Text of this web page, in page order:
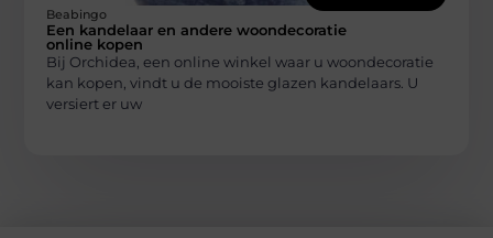
Beabingo
Een kandelaar en andere woondecoratie
online kopen
Bij Orchidea, een online winkel waar u woondecoratie
kan kopen, vindt u de mooiste glazen kandelaars. U
versiert er uw